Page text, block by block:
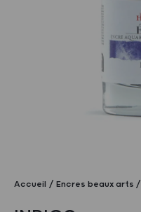
Accueil Encres beaux arts